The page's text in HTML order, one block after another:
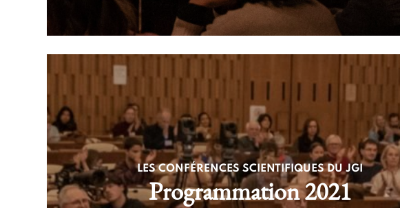
LES CONFÉRENCES SCIENTIFIQUES DU JGI
Programmation 2021